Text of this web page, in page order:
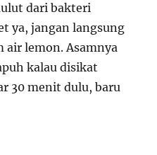
dari bakteri
ya, jangan langsung
air lemon. Asamnya
kalau disikat
30 menit dulu, baru